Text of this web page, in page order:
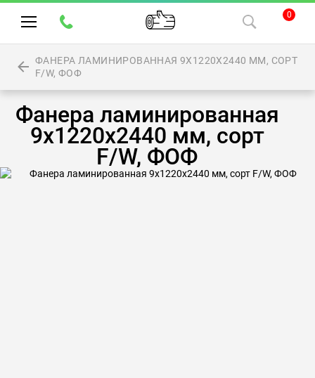
0
ФАНЕРА ЛАМИНИРОВАННАЯ 9Х1220Х2440 ММ, СОРТ
F/W, ФОФ
Фанера ламинированная
9х1220х2440 мм, сорт
F/W, ФОФ